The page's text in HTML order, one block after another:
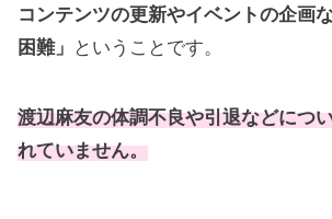
コンテンツの更新やイベントの企画
困難」 ということです。
渡辺麻友の体調不良や引退などにつ
れていません。